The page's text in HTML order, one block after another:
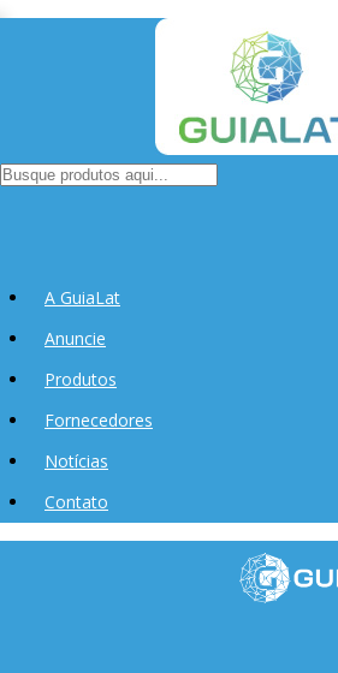
A GuiaLat
Anuncie
Produtos
Fornecedores
Notícias
Contato